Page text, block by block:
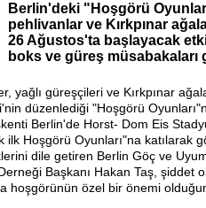
Berlin'deki "Hoşgörü
pehlivanlar ve Kırkpınar
26 Ağustos'ta başlayacak
boks ve güreş
yağlı güreşçileri ve Kırkpınar
düzenlediği "Hoşgörü
Berlin'de Horst- Dom Eis
ilk Hoşgörü Oyunları"na katılarak
dile getiren Berlin Göç ve
Başkanı Hakan Taş, şiddet
hoşgörünün özel bir önemi